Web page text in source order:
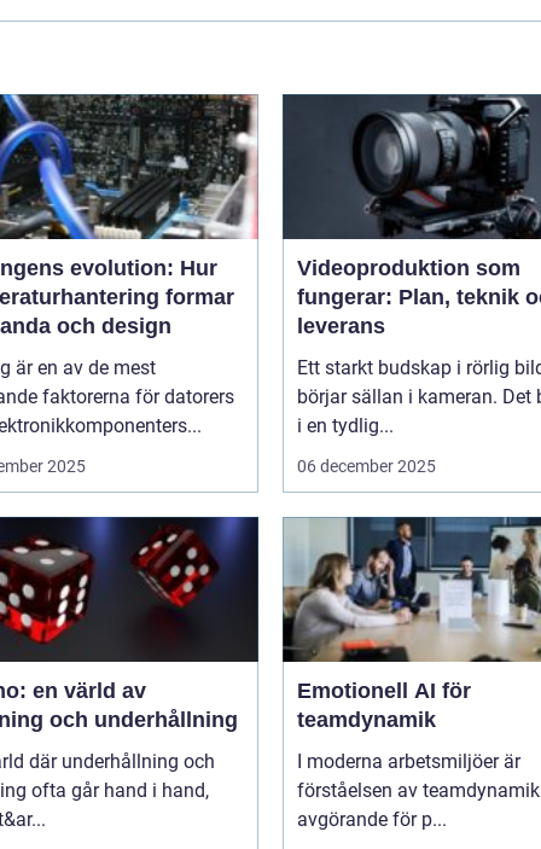
evolution: Hur
formar
och design
är en av de mest
faktorerna för datorers
2025
Videoproduktion som
fungerar: Plan, teknik
leverans
Ett starkt budskap i rörlig
börjar sällan i kameran. Det
i en tydlig...
06 december 2025
en värld av
och underhållning
där underhållning och
ofta går hand i hand,
Emotionell AI för
teamdynamik
I moderna arbetsmiljöer är
förståelsen av teamdynamik
avgörande för p...